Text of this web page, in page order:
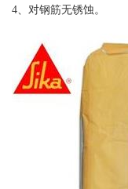
4、对钢筋无锈蚀。